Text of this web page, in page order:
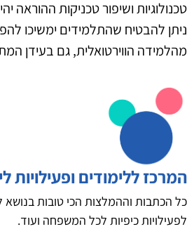
טכנולוגיות ושיפור טכניקות ההוראה
ניתן להבטיח שהתלמידים ימשיכו
מהלמידה הווירטואלית, גם בעידן
המרכז ללימודים ופעילויות
כל הכתבות וההמלצות הכי טובות בנושא
לפעילויות כיפיות לכל המשפחה ועוד.